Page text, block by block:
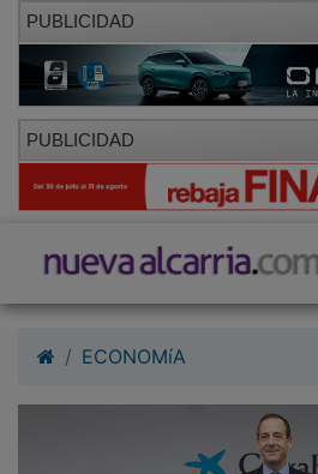
PUBLICIDAD
PUBLICIDAD